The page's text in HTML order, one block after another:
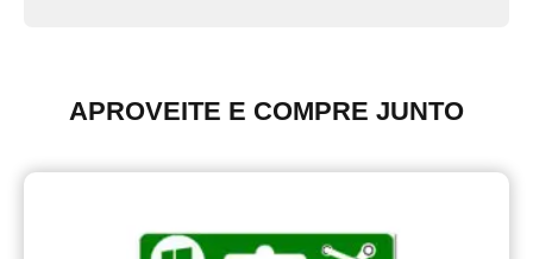
APROVEITE E COMPRE JUNTO